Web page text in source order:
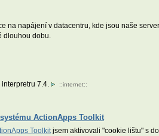
na napájení v datacentru, kde jsou naše
dlouhou dobu.
7.4. ::internet::
ActionApps Toolkit
Toolkitjsem aktivovali "cookie lištu" s